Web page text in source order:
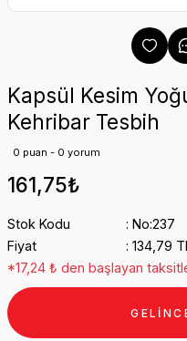
Kapsül Kesim
Kehribar Tesbih
0 puan - 0 yorum
161,75₺
Stok Kodu
No:237
Fiyat
134,79
*17,24 ₺ den başlayan